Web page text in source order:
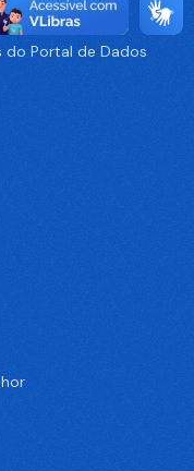
do Recife
do Portal de Dados